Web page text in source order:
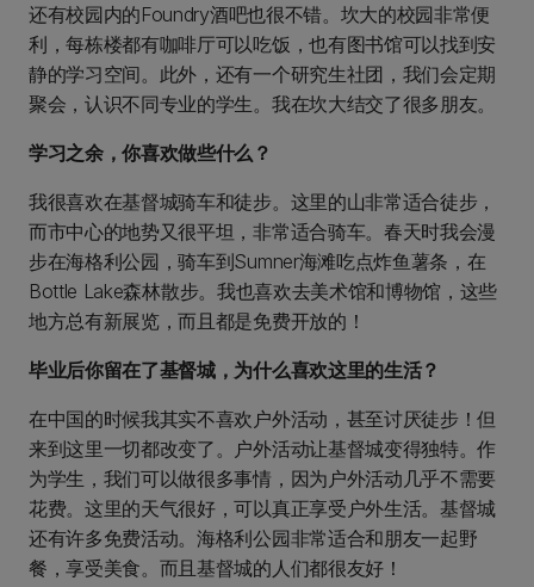
还有校园内的Foundry酒吧也很不错。坎大的校园非常便
利，每栋楼都有咖啡厅可以吃饭，也有图书馆可以找到安
静的学习空间。此外，还有一个研究生社团，我们会定期
聚会，认识不同专业的学生。我在坎大结交了很多朋友。
学习之余，你喜欢做些什么？
我很喜欢在基督城骑车和徒步。这里的山非常适合徒步，
而市中心的地势又很平坦，非常适合骑车。春天时我会漫
步在海格利公园，骑车到Sumner海滩吃点炸鱼薯条，在
Bottle Lake森林散步。我也喜欢去美术馆和博物馆，这些
地方总有新展览，而且都是免费开放的！
毕业后你留在了基督城，为什么喜欢这里的生活？
在中国的时候我其实不喜欢户外活动，甚至讨厌徒步！但
来到这里一切都改变了。户外活动让基督城变得独特。作
为学生，我们可以做很多事情，因为户外活动几乎不需要
花费。这里的天气很好，可以真正享受户外生活。基督城
还有许多免费活动。海格利公园非常适合和朋友一起野
餐，享受美食。而且基督城的人们都很友好！